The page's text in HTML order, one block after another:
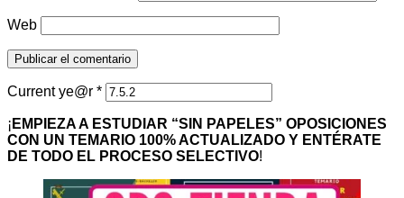
Web
Current ye@r *
¡ EMPIEZA A ESTUDIAR “SIN PAPELES” OPOSICIONES
CON UN TEMARIO 100% ACTUALIZADO Y ENTÉRATE
DE TODO EL PROCESO SELECTIVO!